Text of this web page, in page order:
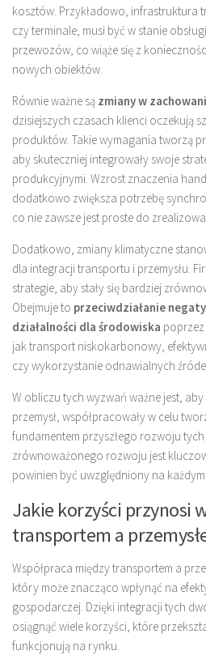
kosztów. Przykładowo, infrastruktura
czy terminale, musi być w stanie
przewozów, co wiąże się z
nowych obiektów.
Równie ważne są zmiany w
dzisiejszych czasach klienci oczekują
produktów. Takie wymagania tworzą
aby skuteczniej integrowały swoje
produkcyjnymi. Wzrost znaczenia
dodatkowo zwiększa potrzebę
co nie zawsze jest proste do
Dodatkowo, zmiany klimatyczne
dla integracji transportu i przemysłu.
strategie, aby stały się bardziej
Obejmuje to przeciwdziałanie
działalności dla środowiska
jak transport niskokarbonowy,
czy wykorzystanie odnawialnych
W obliczu tych wyzwań ważne jest,
przemysł, współpracowały w celu
fundamentem przyszłego rozwoju
zrównoważonego rozwoju jest
powinien być uwzględniony na
Jakie korzyści przynosi
transportem a
Współpraca między transportem a
który może znacząco wpłynąć na
gospodarczej. Dzięki integracji tych
osiągnąć wiele korzyści, które
funkcjonują na rynku.